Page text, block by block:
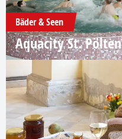
Bäder & Seen
Aquacity St. Pölten